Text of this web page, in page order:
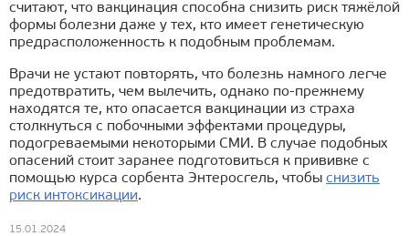
считают, что вакцинация способна снизить риск тяжёлой
формы болезни даже у тех, кто имеет генетическую
предрасположенность к подобным проблемам.
Врачи не устают повторять, что болезнь намного легче
предотвратить, чем вылечить, однако по-прежнему
находятся те, кто опасается вакцинации из страха
столкнуться с побочными эффектами процедуры,
подогреваемыми некоторыми СМИ. В случае подобных
опасений стоит заранее подготовиться к прививке с
помощью курса сорбента Энтеросгель, чтобы снизить
риск интоксикации.
15.01.2024